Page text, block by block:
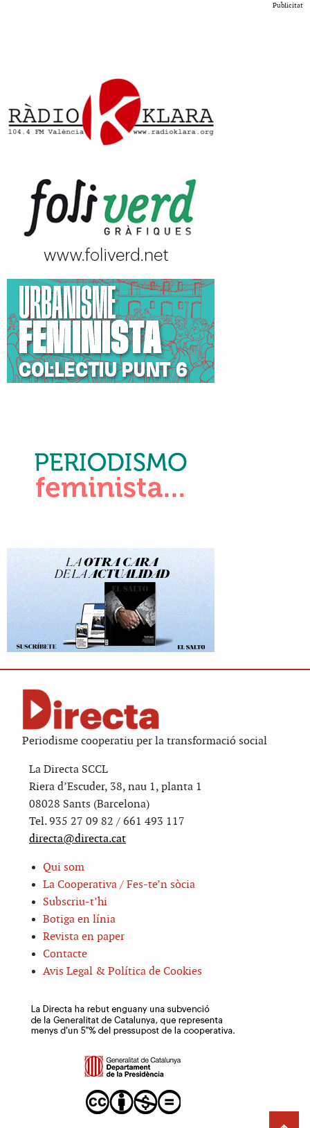
Publicitat
Periodisme cooperatiu per la transformació social
La Directa SCCL
Riera d’Escuder, 38, nau 1, planta 1
08028 Sants (Barcelona)
Tel. 935 27 09 82 / 661 493 117
directa@directa.cat
Qui som
La Cooperativa / Fes-te’n sòcia
Subscriu-t’hi
Botiga en línia
Revista en paper
Contacte
Avis Legal & Política de Cookies